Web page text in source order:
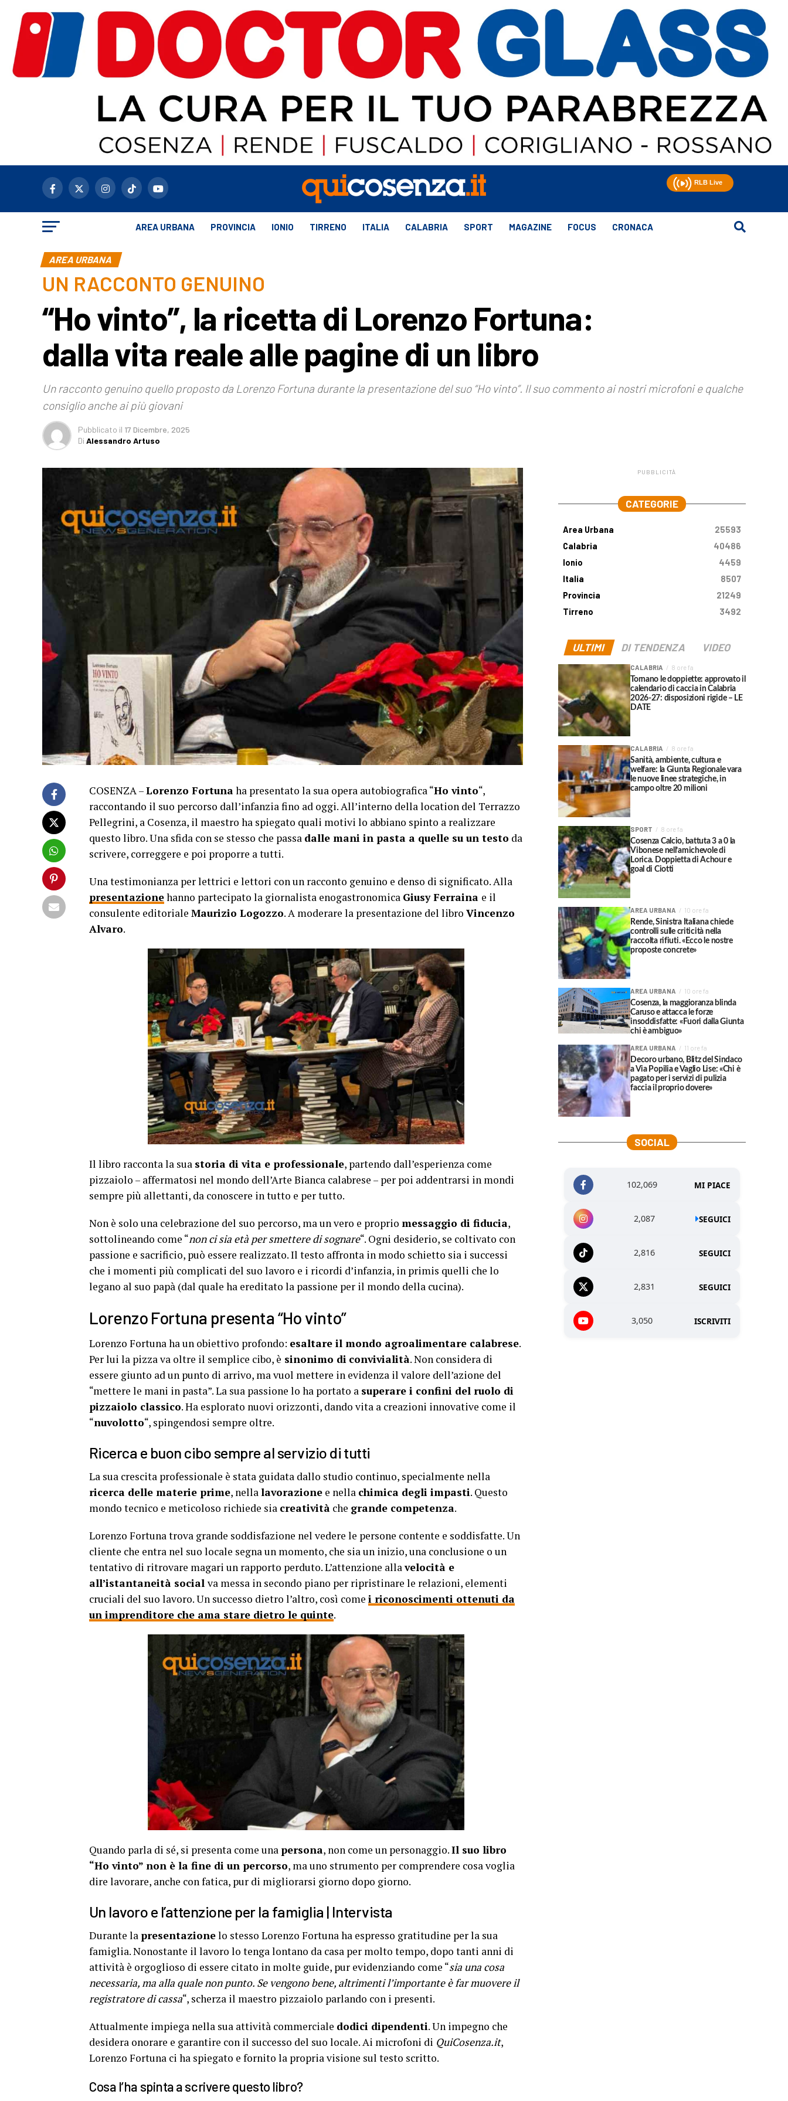
AREA URBANA PROVINCIA IONIO TIRRENO ITALIA CALABRIA SPORT MAGAZINE FOCUS CRONACA
AREA URBANA
UN RACCONTO GENUINO
“Ho vinto”, la ricetta di Lorenzo Fortuna:
dalla vita reale alle pagine di un libro
Un racconto genuino quello proposto da Lorenzo Fortuna durante la presentazione del suo “Ho vinto”. Il suo commento ai nostri microfoni e qualche
consiglio anche ai più giovani
Pubblicato il 17 Dicembre, 2025
Di Alessandro Artuso
COSENZA –Lorenzo Fortunaha presentato la sua opera autobiografica “Ho vinto“,
raccontando il suo percorso dall’infanzia fino ad oggi. All’interno della location del Terrazzo
Pellegrini, a Cosenza, il maestro ha spiegato quali motivi lo abbiano spinto a realizzare
questo libro. Una sfida con se stesso che passa dalle mani in pasta a quelle su un testo da
scrivere, correggere e poi proporre a tutti.
Una testimonianza per lettrici e lettori con un racconto genuino e denso di significato. Alla
presentazionehanno partecipato la giornalista enogastronomica Giusy Ferraina e il
consulente editoriale Maurizio Logozzo. A moderare la presentazione del libro Vincenzo
Alvaro.
Il libro racconta la sua storia di vita e professionale, partendo dall’esperienza come
pizzaiolo – affermatosi nel mondo dell’Arte Bianca calabrese – per poi addentrarsi in mondi
sempre più allettanti, da conoscere in tutto e per tutto.
Non è solo una celebrazione del suo percorso, ma un vero e proprio messaggio di fiducia,
sottolineando come “non ci sia età per smettere di sognare“. Ogni desiderio, se coltivato con
passione e sacrificio, può essere realizzato. Il testo affronta in modo schietto sia i successi
che i momenti più complicati del suo lavoro e i ricordi d’infanzia, in primis quelli che lo
legano al suo papà (dal quale ha ereditato la passione per il mondo della cucina).
Lorenzo Fortuna presenta “Ho vinto”
Lorenzo Fortuna ha un obiettivo profondo: esaltare il mondo agroalimentare calabrese.
Per lui la pizza va oltre il semplice cibo, è sinonimo di convivialità. Non considera di
essere giunto ad un punto di arrivo, ma vuol mettere in evidenza il valore dell’azione del
“mettere le mani in pasta”. La sua passione lo ha portato a superare i confini del ruolo di
pizzaiolo classico. Ha esplorato nuovi orizzonti, dando vita a creazioni innovative come il
“nuvolotto“, spingendosi sempre oltre.
Ricerca e buon cibo sempre al servizio di tutti
La sua crescita professionale è stata guidata dallo studio continuo, specialmente nella
ricerca delle materie prime, nellalavorazione e nella chimica degli impasti. Questo
mondo tecnico e meticoloso richiede sia creatività che grande competenza.
Lorenzo Fortuna trova grande soddisfazione nel vedere le persone contente e soddisfatte. Un
cliente che entra nel suo locale segna un momento, che sia un inizio, una conclusione o un
tentativo di ritrovare magari un rapporto perduto. L’attenzione allavelocità e
all’istantaneità social va messa in secondo piano per ripristinare le relazioni, elementi
cruciali del suo lavoro. Un successo dietro l’altro, così come i riconoscimenti ottenuti da
un imprenditore che ama stare dietro le quinte.
Quando parla di sé, si presenta come una persona, non come un personaggio.Il suo libro
“Ho vinto” non è la fine di un percorso, ma uno strumento per comprendere cosa voglia
dire lavorare, anche con fatica, pur di migliorarsi giorno dopo giorno.
Un lavoro e l’attenzione per la famiglia | Intervista
Durante la presentazionelo stesso Lorenzo Fortuna ha espresso gratitudine per la sua
famiglia. Nonostante il lavoro lo tenga lontano da casa per molto tempo, dopo tanti anni di
attività è orgoglioso di essere citato in molte guide, pur evidenziando come “sia una cosa
necessaria, ma alla quale non punto. Se vengono bene, altrimenti l’importante è far muovere il
registratore di cassa“, scherza il maestro pizzaiolo parlando con i presenti.
Attualmente impiega nella sua attività commerciale dodici dipendenti. Un impegno che
desidera onorare e garantire con il successo del suo locale. Ai microfoni di QuiCosenza.it,
Lorenzo Fortuna ci ha spiegato e fornito la propria visione sul testo scritto.
Cosa l’ha spinta a scrivere questo libro?
PUBBLICITÀ
CATEGORIE
Area Urbana
25593
Calabria
40486
Ionio
4459
Italia
8507
Provincia
21249
Tirreno
3492
ULTIMI DI TENDENZA VIDEO
CALABRIA 8 ore fa
Tornano le doppiette: approvato il
calendario di caccia in Calabria
2026-27: disposizioni rigide – LE
DATE
CALABRIA 8 ore fa
Sanità, ambiente, cultura e
welfare: la Giunta Regionale vara
le nuove linee strategiche, in
campo oltre 20 milioni
SPORT 8 ore fa
Cosenza Calcio, battuta 3 a 0 la
Vibonese nell’amichevole di
Lorica. Doppietta di Achour e
goal di Ciotti
AREA URBANA 10 ore fa
Rende, Sinistra Italiana chiede
controlli sulle criticità nella
raccolta rifiuti. «Ecco le nostre
proposte concrete»
AREA URBANA 10 ore fa
Cosenza, la maggioranza blinda
Caruso e attacca le forze
insoddisfatte: «Fuori dalla Giunta
chi è ambiguo»
AREA URBANA 11 ore fa
Decoro urbano, Blitz del Sindaco
a Via Popilia e Vaglio Lise: «Chi è
pagato per i servizi di pulizia
faccia il proprio dovere»
SOCIAL
102,069 MI PIACE
2,087 SEGUICI
2,816 SEGUICI
2,831 SEGUICI
3,050 ISCRIVITI